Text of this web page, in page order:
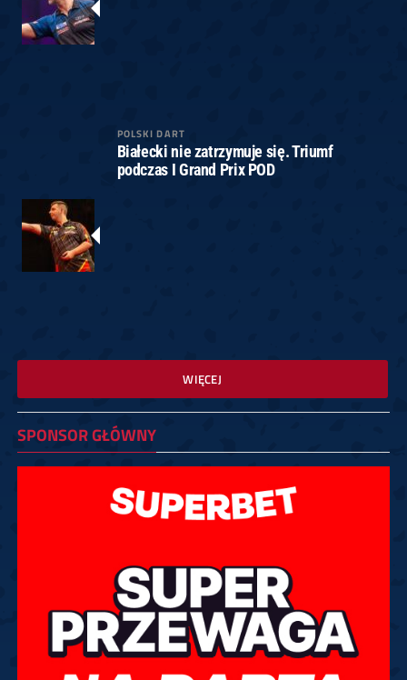
POLSKI DART
Białecki nie zatrzymuje się. Triumf
podczas I Grand Prix POD
WIĘCEJ
SPONSOR GŁÓWNY